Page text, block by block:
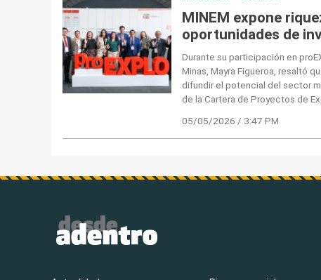
MINEM expone
oportunidades de
Durante su participación en
Minas, Mayra Figueroa, resaltó
difundir el potencial del sector
de la Cartera de Proyectos de
05/05/2026 / 3:47 PM